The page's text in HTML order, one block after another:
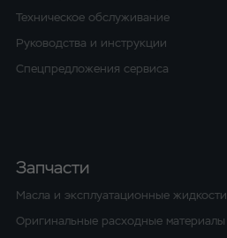
Техническое обслуживание
Руководства и инструкции
Спецпредложения сервиса
Запчасти
Масла и эксплуатационные жидкости
Оригинальные расходные материалы